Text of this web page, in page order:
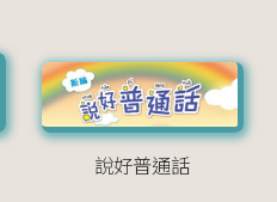
說好普通話